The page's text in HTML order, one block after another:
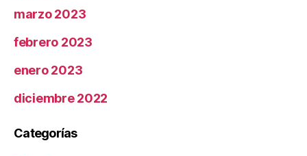
marzo 2023
febrero 2023
enero 2023
diciembre 2022
Categorías